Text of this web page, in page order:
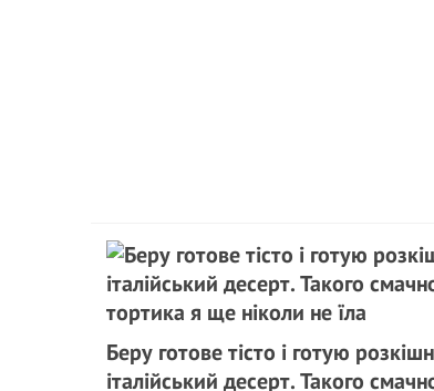
Беру готове тісто і готую
італійський десерт. Такого